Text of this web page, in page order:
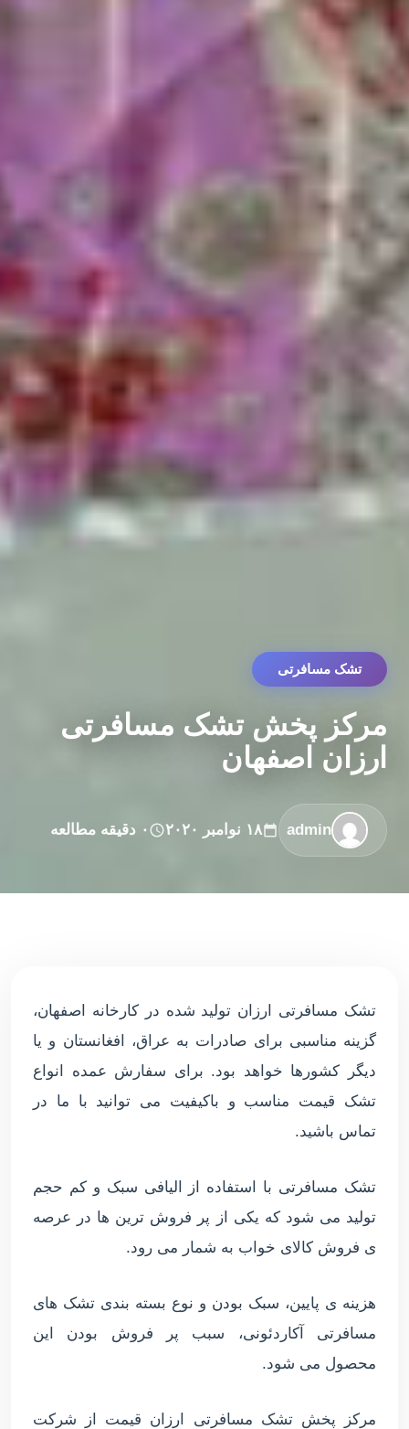
تشک مسافرتی
مرکز پخش تشک مسافرتی
ارزان اصفهان
admin ۱۸ نوامبر ۲۰۲۰ ۰ دقیقه مطالعه
تشک مسافرتی ارزان تولید شده در کارخانه اصفهان،
گزینه مناسبی برای صادرات به عراق، افغانستان و یا
دیگر کشورها خواهد بود. برای سفارش عمده انواع
تشک قیمت مناسب و باکیفیت می توانید با ما در
تماس باشید.
تشک مسافرتی با استفاده از الیافی سبک و کم حجم
تولید می شود که یکی از پر فروش ترین ها در عرصه
ی فروش کالای خواب به شمار می رود.
هزینه ی پایین، سبک بودن و نوع بسته بندی تشک های
مسافرتی آکاردئونی، سبب پر فروش بودن این
محصول می شود.
مرکز پخش تشک مسافرتی ارزان قیمت از شرکت